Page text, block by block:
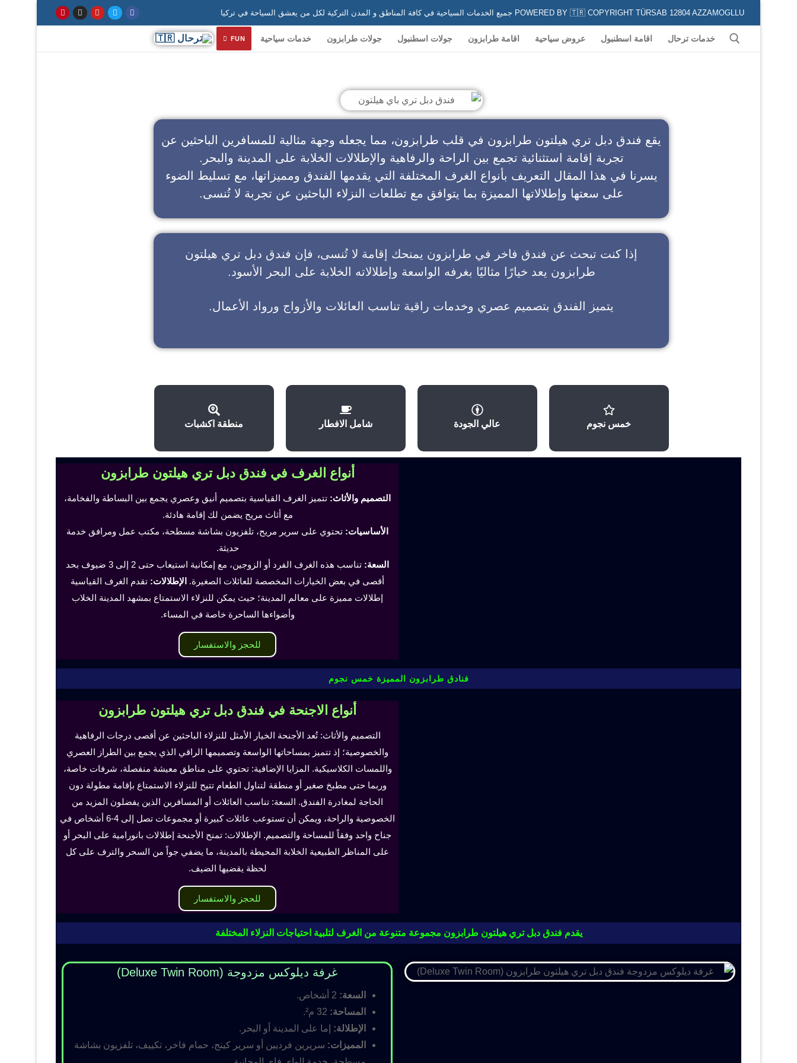
POWERED BY 🇹🇷 COPYRIGHT TÜRSAB 12804 AZZAMOGLLU جميع الخدمات السياحية في كافة المناطق و المدن التركية لكل من يعشق السياحة في تركيا
خدمات ترحال اقامة اسطنبول عروض سياحية اقامة طرابزون جولات اسطنبول جولات طرابزون خدمات سياحية FUN
يقع فندق دبل تري هيلتون طرابزون في قلب طرابزون، مما يجعله وجهة مثالية للمسافرين الباحثين عن
تجربة إقامة استثنائية تجمع بين الراحة والرفاهية والإطلالات الخلابة على المدينة والبحر.
يسرنا في هذا المقال التعريف بأنواع الغرف المختلفة التي يقدمها الفندق ومميزاتها، مع تسليط الضوء
على سعتها وإطلالاتها المميزة بما يتوافق مع تطلعات النزلاء الباحثين عن تجربة لا تُنسى.
إذا كنت تبحث عن فندق فاخر في طرابزون يمنحك إقامة لا تُنسى، فإن فندق دبل تري هيلتون
طرابزون يعد خيارًا مثاليًا بغرفه الواسعة وإطلالاته الخلابة على البحر الأسود.
يتميز الفندق بتصميم عصري وخدمات راقية تناسب العائلات والأزواج ورواد الأعمال.
خمس نجوم عالي الجودة شامل الافطار منطقة اكشبات
أنواع الغرف في فندق دبل تري هيلتون طرابزون
التصميم والأثاث: تتميز الغرف القياسية بتصميم أنيق وعصري يجمع بين البساطة والفخامة،
مع أثاث مريح يضمن لك إقامة هادئة.
الأساسيات: تحتوي على سرير مريح، تلفزيون بشاشة مسطحة، مكتب عمل ومرافق خدمة
حديثة.
السعة:
تناسب هذه الغرف الفرد أو الزوجين، مع إمكانية استيعاب حتى 2 إلى 3 ضيوف بحد
أقصى في بعض الخيارات المخصصة للعائلات الصغيرة. الإطلالات: تقدم الغرف القياسية
إطلالات مميزة على معالم المدينة؛ حيث يمكن للنزلاء الاستمتاع بمشهد المدينة الخلاب
وأضواءها الساحرة خاصة في المساء.
للحجز والاستفسار
فنادق طرابزون المميزة خمس نجوم
أنواع الاجنحة في فندق دبل تري هيلتون طرابزون
التصميم والأثاث: تُعد الأجنحة الخيار الأمثل للنزلاء الباحثين عن أقصى درجات الرفاهية
والخصوصية؛ إذ تتميز بمساحاتها الواسعة وتصميمها الراقي الذي يجمع بين الطراز العصري
واللمسات الكلاسيكية. المزايا الإضافية: تحتوي على مناطق معيشة منفصلة، شرفات خاصة،
وربما حتى مطبخ صغير أو منطقة لتناول الطعام تتيح للنزلاء الاستمتاع بإقامة مطولة دون
الحاجة لمغادرة الفندق. السعة: تناسب العائلات أو المسافرين الذين يفضلون المزيد من
الخصوصية والراحة، ويمكن أن تستوعب عائلات كبيرة أو مجموعات تصل إلى 4-6 أشخاص في
جناح واحد وفقاً للمساحة والتصميم. الإطلالات: تمنح الأجنحة إطلالات بانورامية على البحر أو
على المناظر الطبيعية الخلابة المحيطة بالمدينة، ما يضفي جواً من السحر والترف على كل
لحظة يقضيها الضيف.
للحجز والاستفسار
يقدم فندق دبل تري هيلتون طرابزون مجموعة متنوعة من الغرف لتلبية احتياجات النزلاء المختلفة
غرفة ديلوكس مزدوجة (Deluxe Twin Room)
السعة:
المساحة:
الإطلالة: إما على المدينة أو البحر.
المميزات: سريرين فرديين أو سرير كينج، حمام فاخر، تكييف، تلفزيون بشاشة